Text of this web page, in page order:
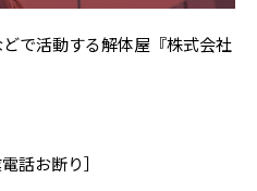
で活動する解体屋『株式会社
話お断り］